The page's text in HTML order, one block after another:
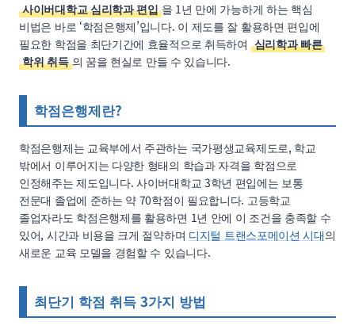
사이버대학교 심리학과 편입 을 1년 만에 가능하게 하는 핵심
비법은 바로 ‘학점은행제’입니다. 이 제도를 잘 활용하면 편입에
필요한 학점을 최단기간에 효율적으로 취득하여 심리학과 빠른
학위 취득 의 꿈을 현실로 만들 수 있습니다.
학점은행제란?
학점은행제는 교육부에서 주관하는 국가평생교육제도로, 학교
밖에서 이루어지는 다양한 형태의 학습과 자격을 학점으로
인정해주는 제도입니다. 사이버대학교 3학년 편입에는 보통
전문대 졸업에 준하는 약 70학점이 필요합니다. 고등학교
졸업자라도 학점은행제를 활용하면 1년 안에 이 조건을 충족할 수
있어, 시간과 비용을 크게 절약하며 디지털 트랜스포메이션 시대의
새로운 교육 모델을 경험할 수 있습니다.
최단기 학점 취득 3가지 방법